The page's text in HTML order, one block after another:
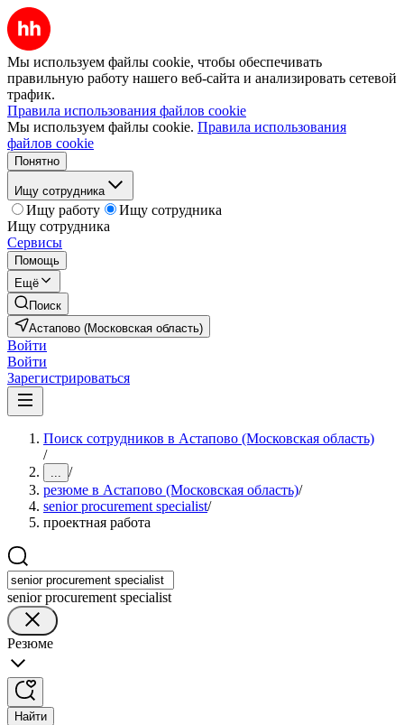
Мы используем файлы cookie, чтобы обеспечивать
правильную работу нашего веб-сайта и анализировать сетевой
трафик.
Правила использования файлов cookie
Мы используем файлы cookie. Правила использования
файлов cookie
Понятно
Ищу сотрудника
Ищу работу
Ищу сотрудника
Ищу сотрудника
Сервисы
Помощь
Ещё
Поиск
Астапово (Московская область)
Войти
Войти
Зарегистрироваться
Поиск сотрудников в Астапово (Московская область)
/
... /
резюме в Астапово (Московская область)/
senior procurement specialist/
проектная работа
senior procurement specialist
Резюме
Найти